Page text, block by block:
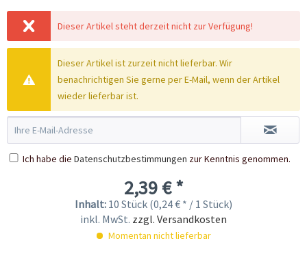
Dieser Artikel steht derzeit nicht zur Verfügung!
Dieser Artikel ist zurzeit nicht lieferbar. Wir
benachrichtigen Sie gerne per E-Mail, wenn der Artikel
wieder lieferbar ist.
Ich habe die Datenschutzbestimmungen zur Kenntnis genommen.
2,39 € *
Inhalt: 10 Stück (0,24 € * / 1 Stück)
inkl. MwSt. zzgl. Versandkosten
Momentan nicht lieferbar